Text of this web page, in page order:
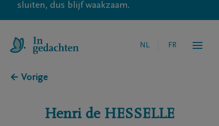
sluiten, dus blijf waakzaam.
NL FR
← Vorige
Henri de HESSELLE